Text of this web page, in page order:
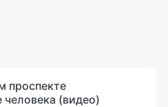
проспекте
(видео)